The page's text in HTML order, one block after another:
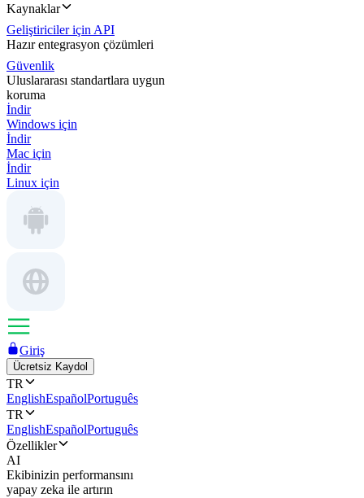
Kaynaklar
Geliştiriciler için API
Hazır entegrasyon çözümleri
Güvenlik
Uluslararası standartlara uygun
koruma
İndir
Windows için
İndir
Mac için
İndir
Linux için
Giriş
Ücretsiz Kaydol
TR
EnglishEspañolPortuguês
TR
EnglishEspañolPortuguês
Özellikler
AI
Ekibinizin performansını
yapay zeka ile artırın